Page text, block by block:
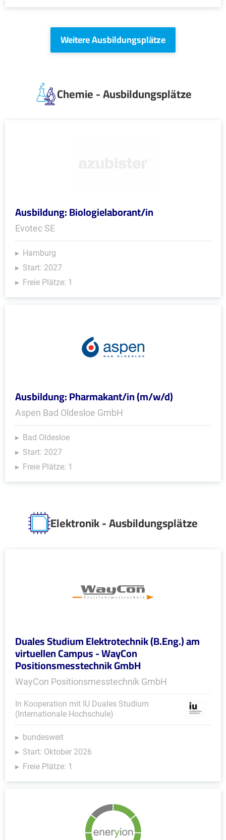
Weitere Ausbildungsplätze
Chemie - Ausbildungsplätze
Ausbildung: Biologielaborant/in
Evotec SE
Hamburg
Start: 2027
Freie Plätze: 1
Ausbildung: Pharmakant/in (m/w/d)
Aspen Bad Oldesloe GmbH
Bad Oldesloe
Start: 2027
Freie Plätze: 1
Elektronik - Ausbildungsplätze
Duales Studium Elektrotechnik (B.Eng.) am
virtuellen Campus - WayCon
Positionsmesstechnik GmbH
WayCon Positionsmesstechnik GmbH
In Kooperation mit IU Duales Studium
(Internationale Hochschule)
bundesweit
Start: Oktober 2026
Freie Plätze: 1